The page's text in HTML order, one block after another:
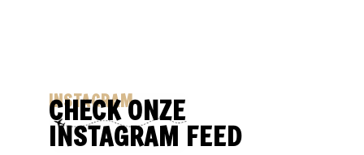
INSTAGRAM
CHECK ONZE
INSTAGRAM FEED